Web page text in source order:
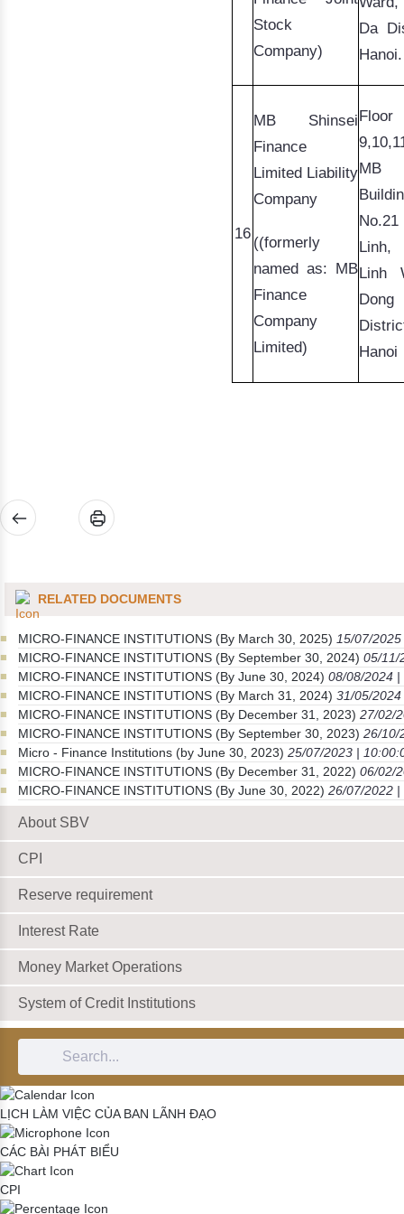
Stock
Company)
Da
Hanoi.
16
MB
Shinsei
Finance
Limited Liability
Company
((formerly
named as: MB
Finance
Company
Limited)
Floor
MB
Linh
Linh
Hanoi
RELATED DOCUMENTS
MICRO-FINANCE INSTITUTIONS (By March 30, 2025) 15/07/
MICRO-FINANCE INSTITUTIONS (By September 30, 2024) 05/11/
MICRO-FINANCE INSTITUTIONS (By June 30, 2024) 08/08/2024 |
MICRO-FINANCE INSTITUTIONS (By March 31, 2024) 31/05/
MICRO-FINANCE INSTITUTIONS (By December 31, 2023) 27/02/
MICRO-FINANCE INSTITUTIONS (By September 30, 2023) 26/10/
Micro - Finance Institutions (by June 30, 2023) 25/07/2023 |
MICRO-FINANCE INSTITUTIONS (By December 31, 2022) 06/02/
MICRO-FINANCE INSTITUTIONS (By June 30, 2022) 26/07/2022 |
About SBV
CPI
Reserve requirement
Interest Rate
Money Market Operations
System of Credit Institutions
Search Bar
LỊCH LÀM VIỆC CỦA BAN LÃNH ĐẠO
CÁC BÀI PHÁT BIỂU
CPI